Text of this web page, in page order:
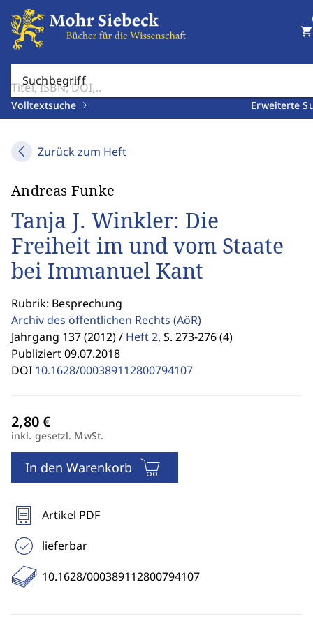
Suchbegriff
Volltextsuche Erweiterte
shopping_cart
Zurück zum Heft
Andreas Funke
Tanja J. Winkler: Die
Freiheit im und vom Staate
bei Immanuel Kant
Rubrik: Besprechung
Archiv des öffentlichen Rechts (AöR)
Jahrgang 137 (2012) / Heft 2, S. 273-276 (4)
Publiziert 09.07.2018
DOI 10.1628/000389112800794107
inkl. gesetzl. MwSt.
In den Warenkorb
Artikel PDF
lieferbar
10.1628/000389112800794107